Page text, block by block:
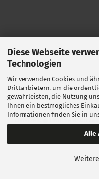
Diese Webseite
Technologien
Wir verwenden Cookies und
Drittanbietern, um die
gewährleisten, die Nutzung
Ihnen ein bestmögliches
Informationen finden Sie in
Alle
Hornady .243 ELD Match